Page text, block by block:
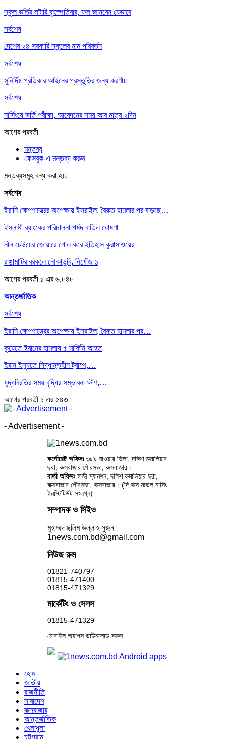
স্কুল ভর্তির লটারি বৃহস্পতিবার, ফল জানবেন যেভাবে
সর্বশেষ
দেশের ২৪ সরকারি স্কুলের নাম পরিবর্তন
সর্বশেষ
সুনির্দিষ্ট প্রতিকার আইনের প্রস্তুতির জন্য করণীয়
সর্বশেষ
নার্সিংয়ে ভর্তি পরীক্ষা, আবেদনের সময় আর মাত্র ২দিন
আগেরপরবর্তী
মন্তব্য
ফেসবুক-এ মন্তব্য করুন
মন্তব্যসমূহ বন্ধ করা হয়.
সর্বশেষ
ইরানি ক্ষেপণাস্ত্রের অপেক্ষায় ইসরাইল; বৈরুত হামলার পর বাড়ছে…
ইসলামী ব্যাংকের পরিচালনা পর্ষদ বাতিল ঘোষণা
নীল ঢেউয়ের জোয়ারে গোল করে ইতিহাস কুরাসাওয়ের
রাঙামাটির বরকলে নৌকাডুবি, নিখোঁজ ১
আগেরপরবর্তী ১ এর ৬,৮৪৮
আন্তর্জাতিক
সর্বশেষ
ইরানি ক্ষেপণাস্ত্রের অপেক্ষায় ইসরাইল; বৈরুত হামলার পর…
কুয়েতে ইরানের হামলায় ৫ মার্কিনি আহত
ইরান ইস্যুতে সিদ্ধান্তহীন ট্রাম্প,…
যুদ্ধবিরতির সময় বৃদ্ধির সম্ভাবনা ক্ষীণ,…
আগেরপরবর্তী ১ এর ৫৪৩
- Advertisement -
কর্পোরেট অফিসঃ ৩৮৯ নাওয়ার ভিলা, দক্ষিণ রুমালিয়ার
ছরা, কক্সবাজার পৌরসভা, কক্সবাজার।
বার্তা অফিসঃহাজী ম্যানশন, দক্ষিণ রুমালিয়ার ছরা,
কক্সবাজার পৌরসভা, কক্সবাজার। (দি কক্স মডেল নার্সিং
ইনস্টিটিউট সংলগ্ন)
সম্পাদক ও সিইও
মুহাম্মদ ছলিম উল্লাহ সুজন
1news.com.bd@gmail.com
নিউজ রুম
01821-740797
01815-471400
01815-471329
মার্কেটিং ও সেলস
01815-471329
মোবাইল অ্যাপস ডাউনলোড করুন
হোম
জাতীয়
রাজনীতি
সারাদেশ
কক্সবাজার
আন্তর্জাতিক
খেলাধুলা